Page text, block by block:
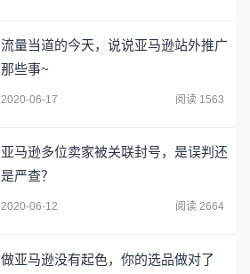
流量当道的今天，说说亚马逊站外推广
那些事~
2020-06-17 阅读 1563
亚马逊多位卖家被关联封号，是误判还
是严查？
2020-06-12 阅读 2664
做亚马逊没有起色，你的选品做对了